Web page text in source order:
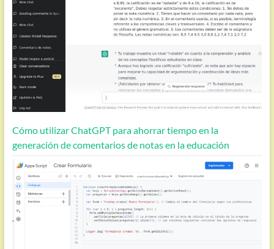
Cómo utilizar ChatGPT para ahorrar tiempo en la
generación de comentarios de notas en la educación